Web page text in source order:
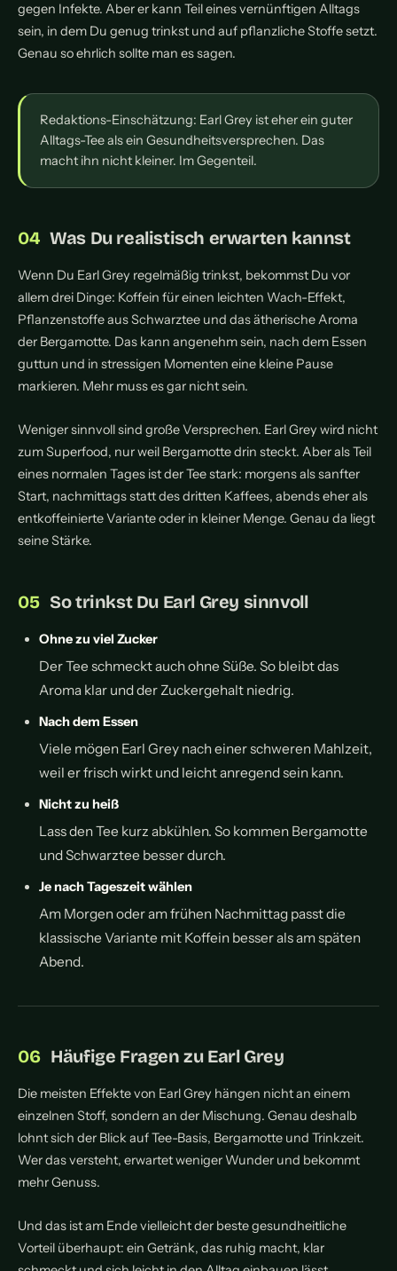
gegen Infekte. Aber er kann Teil eines vernünftigen Alltags
sein, in dem Du genug trinkst und auf pflanzliche Stoffe setzt.
Genau so ehrlich sollte man es sagen.
Redaktions-Einschätzung: Earl Grey ist eher ein guter
Alltags-Tee als ein Gesundheitsversprechen. Das
macht ihn nicht kleiner. Im Gegenteil.
Was Du realistisch erwarten kannst
Wenn Du Earl Grey regelmäßig trinkst, bekommst Du vor
allem drei Dinge: Koffein für einen leichten Wach-Effekt,
Pflanzenstoffe aus Schwarztee und das ätherische Aroma
der Bergamotte. Das kann angenehm sein, nach dem Essen
guttun und in stressigen Momenten eine kleine Pause
markieren. Mehr muss es gar nicht sein.
Weniger sinnvoll sind große Versprechen. Earl Grey wird nicht
zum Superfood, nur weil Bergamotte drin steckt. Aber als Teil
eines normalen Tages ist der Tee stark: morgens als sanfter
Start, nachmittags statt des dritten Kaffees, abends eher als
entkoffeinierte Variante oder in kleiner Menge. Genau da liegt
seine Stärke.
So trinkst Du Earl Grey sinnvoll
Ohne zu viel Zucker
Der Tee schmeckt auch ohne Süße. So bleibt das
Aroma klar und der Zuckergehalt niedrig.
Nach dem Essen
Viele mögen Earl Grey nach einer schweren Mahlzeit,
weil er frisch wirkt und leicht anregend sein kann.
Nicht zu heiß
Lass den Tee kurz abkühlen. So kommen Bergamotte
und Schwarztee besser durch.
Je nach Tageszeit wählen
Am Morgen oder am frühen Nachmittag passt die
klassische Variante mit Koffein besser als am späten
Abend.
Häufige Fragen zu Earl Grey
Die meisten Effekte von Earl Grey hängen nicht an einem
einzelnen Stoff, sondern an der Mischung. Genau deshalb
lohnt sich der Blick auf Tee-Basis, Bergamotte und Trinkzeit.
Wer das versteht, erwartet weniger Wunder und bekommt
mehr Genuss.
Und das ist am Ende vielleicht der beste gesundheitliche
Vorteil überhaupt: ein Getränk, das ruhig macht, klar